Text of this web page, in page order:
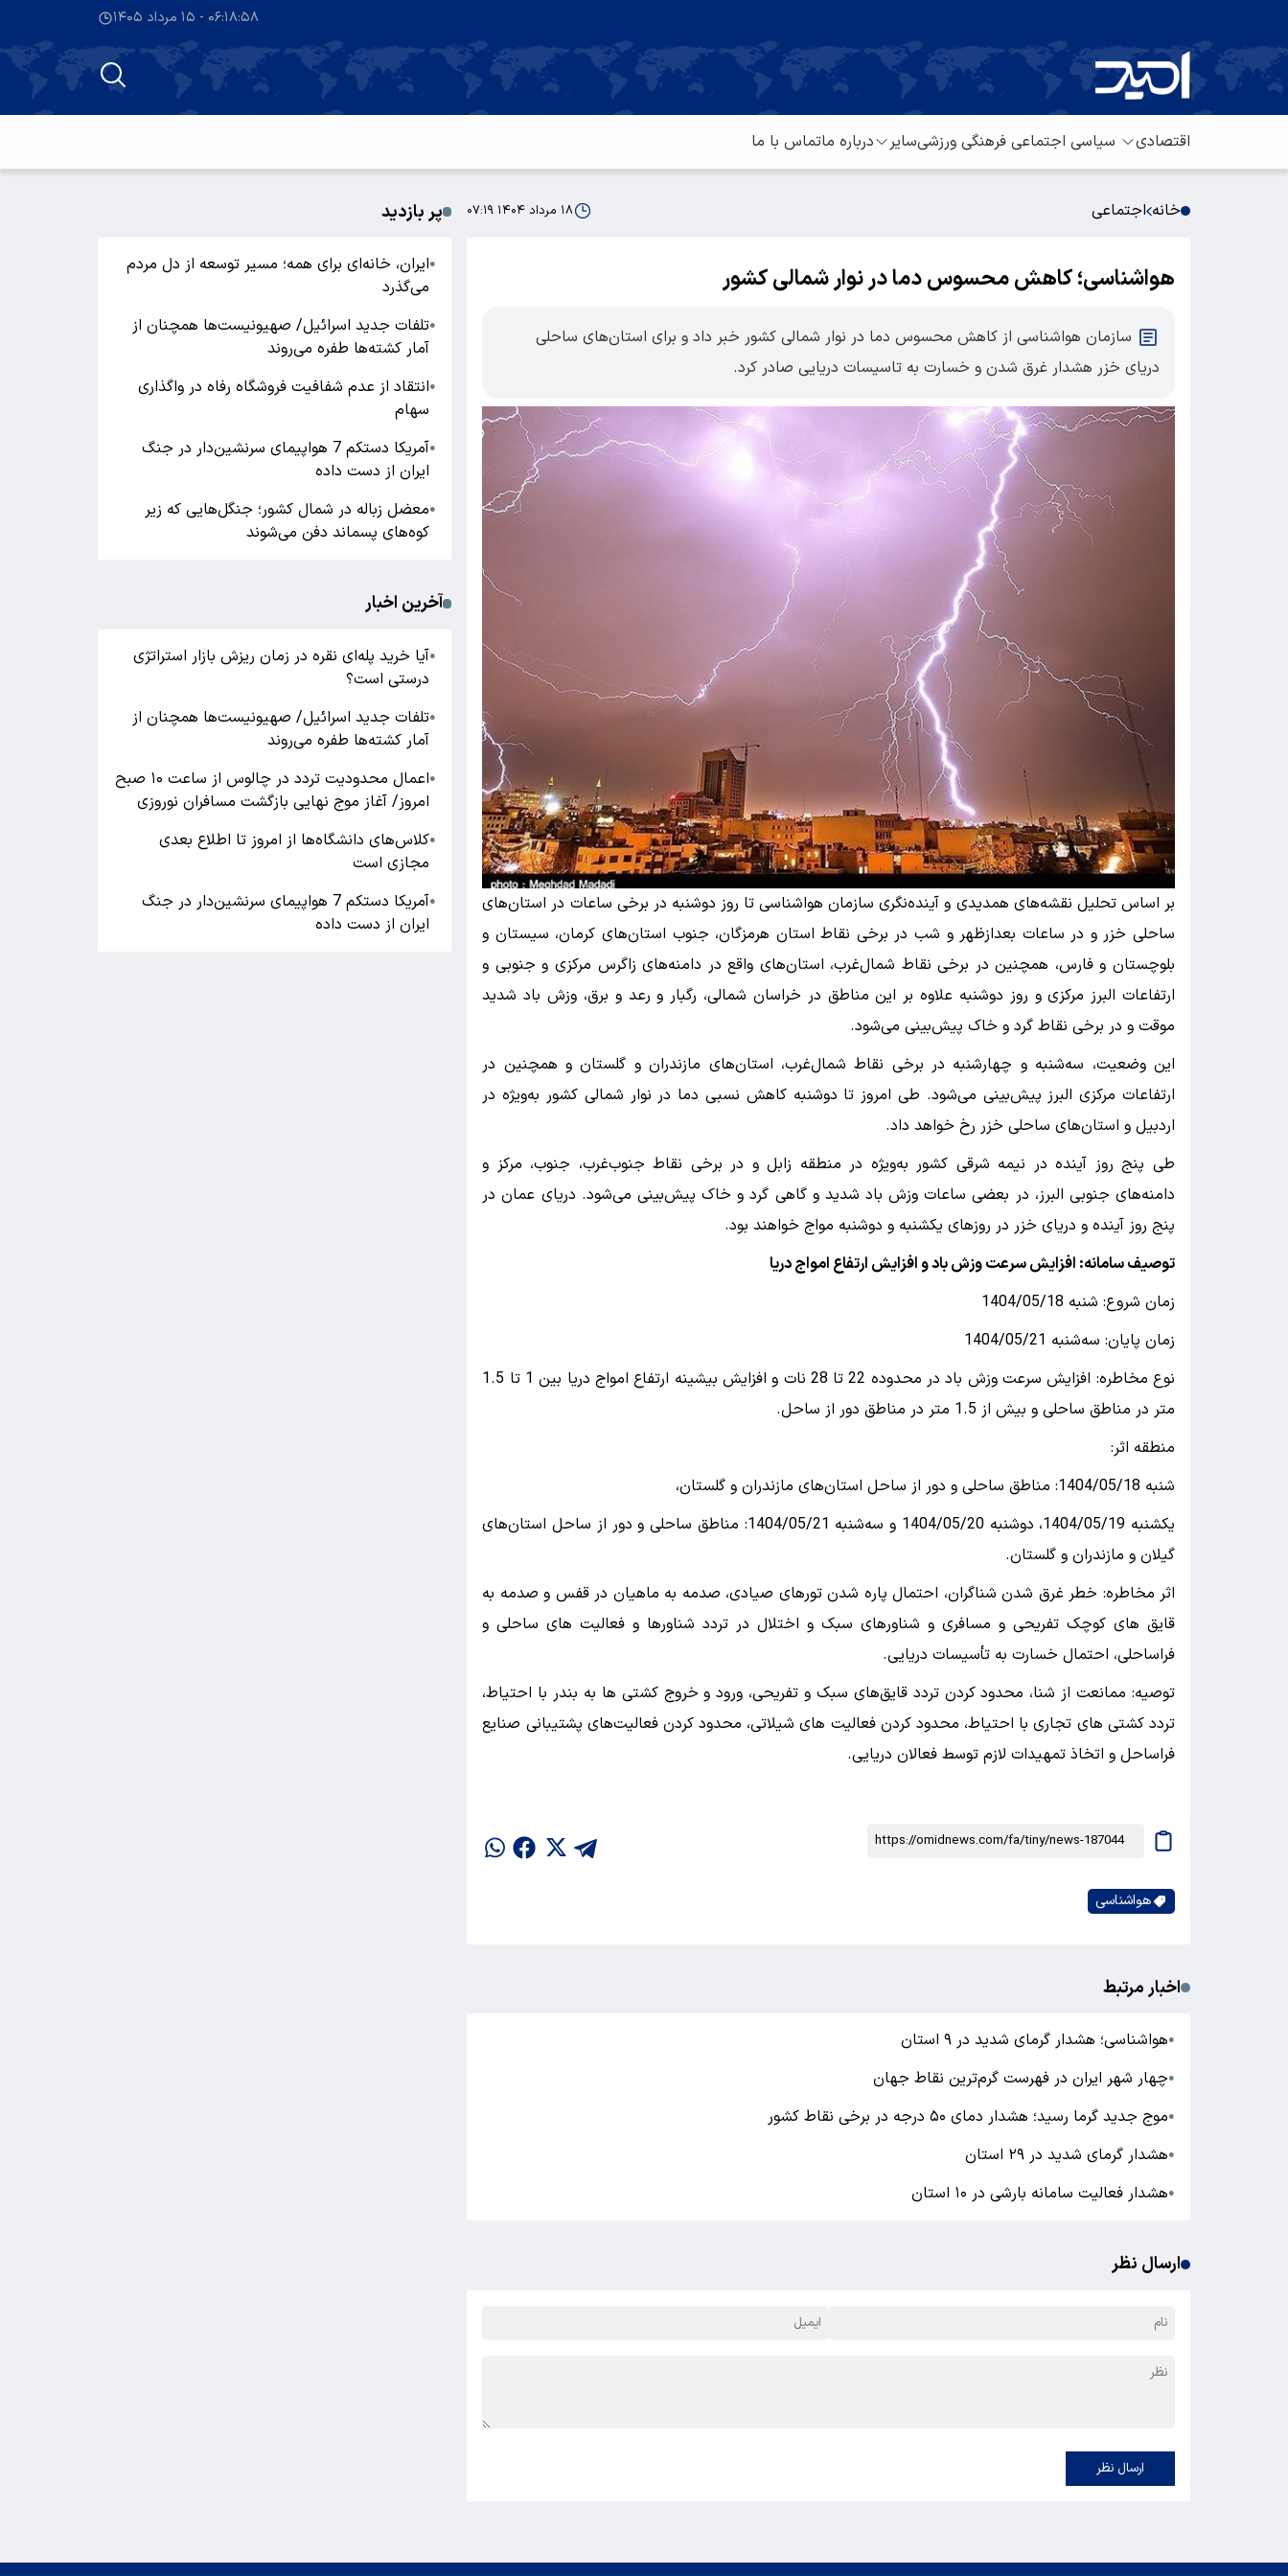
۰۶:۱۸:۵۹ - ۱۵ مرداد ۱۴۰۵
اقتصادی سیاسی اجتماعی فرهنگی ورزشیسایر درباره ماتماس با ما
خانه اجتماعی ۱۸ مرداد ۱۴۰۴ ۰۷:۱۹
هواشناسی؛ کاهش محسوس دما در نوار شمالی کشور
سازمان هواشناسی از کاهش محسوس دما در نوار شمالی کشور خبر داد و برای استان‌های ساحلی
دریای خزر هشدار غرق شدن و خسارت به تاسیسات دریایی صادر کرد.
بر اساس تحلیل نقشه‌های همدیدی و آینده‌نگری سازمان هواشناسی تا روز دوشنبه در برخی ساعات در استان‌های
ساحلی خزر و در ساعات بعدازظهر و شب در برخی نقاط استان هرمزگان، جنوب استان‌های کرمان، سیستان و
بلوچستان و فارس، همچنین در برخی نقاط شمال‌غرب، استان‌های واقع در دامنه‌های زاگرس مرکزی و جنوبی و
ارتفاعات البرز مرکزی و روز دوشنبه علاوه بر این مناطق در خراسان شمالی، رگبار و رعد و برق، وزش باد شدید
موقت و در برخی نقاط گرد و خاک پیش‌بینی می‌شود.
این وضعیت، سه‌شنبه و چهارشنبه در برخی نقاط شمال‌غرب، استان‌های مازندران و گلستان و همچنین در
ارتفاعات مرکزی البرز پیش‌بینی می‌شود. طی امروز تا دوشنبه کاهش نسبی دما در نوار شمالی کشور به‌ویژه در
اردبیل و استان‌های ساحلی خزر رخ خواهد داد.
طی پنج روز آینده در نیمه شرقی کشور به‌ویژه در منطقه زابل و در برخی نقاط جنوب‌غرب، جنوب، مرکز و
دامنه‌های جنوبی البرز، در بعضی ساعات وزش باد شدید و گاهی گرد و خاک پیش‌بینی می‌شود. دریای عمان در
پنج روز آینده و دریای خزر در روزهای یکشنبه و دوشنبه مواج خواهند بود.
توصیف سامانه: افزایش سرعت وزش باد و افزایش ارتفاع امواج دریا
زمان شروع: شنبه 1404/05/18
زمان پایان: سه‌شنبه 1404/05/21
نوع مخاطره: افزایش سرعت وزش باد در محدوده 22 تا 28 نات و افزایش بیشینه ارتفاع امواج دریا بین 1 تا 1.5
متر در مناطق ساحلی و بیش از 1.5 متر در مناطق دور از ساحل.
منطقه اثر:
شنبه 1404/05/18: مناطق ساحلی و دور از ساحل استان‌های مازندران و گلستان،
یکشنبه 1404/05/19، دوشنبه 1404/05/20 و سه‌شنبه 1404/05/21: مناطق ساحلی و دور از ساحل استان‌های
گیلان و مازندران و گلستان.
اثر مخاطره: خطر غرق شدن شناگران، احتمال پاره شدن تورهای صیادی، صدمه به ماهیان در قفس و صدمه به
قایق های کوچک تفریحی و مسافری و شناورهای سبک و اختلال در تردد شناورها و فعالیت های ساحلی و
فراساحلی، احتمال خسارت به تأسیسات دریایی.
توصیه: ممانعت از شنا، محدود کردن تردد قایق‌های سبک و تفریحی، ورود و خروج کشتی ها به بندر با احتیاط،
تردد کشتی های تجاری با احتیاط، محدود کردن فعالیت های شیلاتی، محدود کردن فعالیت‌های پشتیبانی صنایع
فراساحل و اتخاذ تمهیدات لازم توسط فعالان دریایی.
هواشناسی
اخبار مرتبط
●هواشناسی؛ هشدار گرمای شدید در ۹ استان
●چهار شهر ایران در فهرست گرم‌ترین نقاط جهان
●موج جدید گرما رسید؛ هشدار دمای ۵۰ درجه در برخی نقاط کشور
●هشدار گرمای شدید در ۲۹ استان
●هشدار فعالیت سامانه بارشی در ۱۰ استان
ارسال نظر
ارسال نظر
پر بازدید
●ایران، خانه‌ای برای همه؛ مسیر توسعه از دل مردم
می‌گذرد
●تلفات جدید اسرائیل/ صهیونیست‌ها همچنان از
آمار کشته‌ها طفره می‌روند
●انتقاد از عدم شفافیت فروشگاه رفاه در واگذاری
سهام
●
آمریکا دستکم 7 هواپیمای سرنشین‌دار در جنگ
ایران از دست داده
●معضل زباله در شمال کشور؛ جنگل‌هایی که زیر
کوه‌های پسماند دفن می‌شوند
آخرین اخبار
●آیا خرید پله‌ای نقره در زمان ریزش بازار استراتژی
درستی است؟
●تلفات جدید اسرائیل/ صهیونیست‌ها همچنان از
آمار کشته‌ها طفره می‌روند
●
اعمال محدودیت تردد در چالوس از ساعت ۱۰ صبح
امروز/ آغاز موج نهایی بازگشت مسافران نوروزی
●کلاس‌های دانشگاه‌ها از امروز تا اطلاع بعدی
مجازی است
●
آمریکا دستکم 7 هواپیمای سرنشین‌دار در جنگ
ایران از دست داده